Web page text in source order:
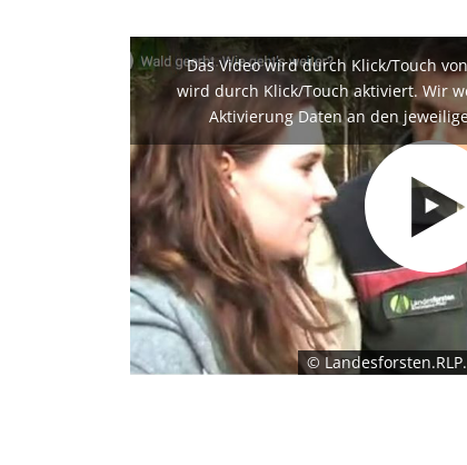
Das Video wird durch Klick/Touch
wird durch Klick/Touch aktiviert. Wir
Aktivierung Daten an den
©